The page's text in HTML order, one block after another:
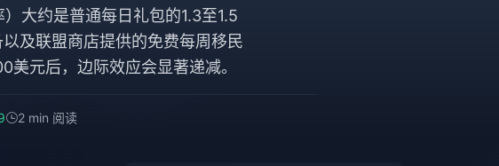
大约是普通每日礼包的1.3至1.5
及联盟商店提供的免费每周移民
元后，边际效应会显著递减。
2 min 阅读